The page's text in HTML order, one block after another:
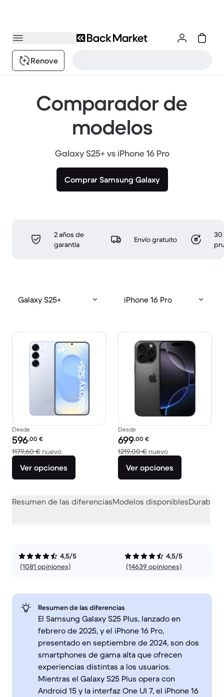
Renove
Comparador de
modelos
Galaxy S25+ vs iPhone 16 Pro
Comprar Samsung Galaxy
2 años de
garantía
Envío gratuito
30
Galaxy S25+ iPhone 16 Pro
Desde
Precio reacondicionado:
596,00 €
1179,60 € nuevoEl dispositivo nuevo vale 1179,60 €
Ver opciones
Desde
Precio reacondicionado:
699,00 €
1219,00 € nuevoEl dispositivo
Ver opciones
Resumen de las diferenciasModelos disponibles
4,5/5
(1081 opiniones)
4,5/5
(14639 opiniones)
Resumen de las diferencias
El Samsung Galaxy S25 Plus, lanzado en
febrero de 2025, y el iPhone 16 Pro,
presentado en septiembre de 2024, son dos
smartphones de gama alta que ofrecen
experiencias distintas a los usuarios.
Mientras el Galaxy S25 Plus opera con
Android 15 y la interfaz One UI 7, el iPhone 16